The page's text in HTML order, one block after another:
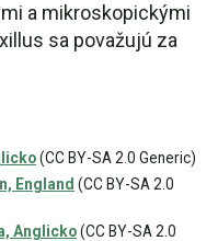
a mikroskopickými
sa považujú za
(CC BY-SA 2.0 Generic)
England (CC BY-SA 2.0
Anglicko(CC BY-SA 2.0